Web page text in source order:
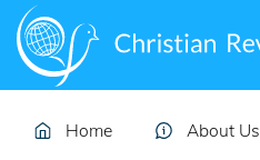
Home About Us